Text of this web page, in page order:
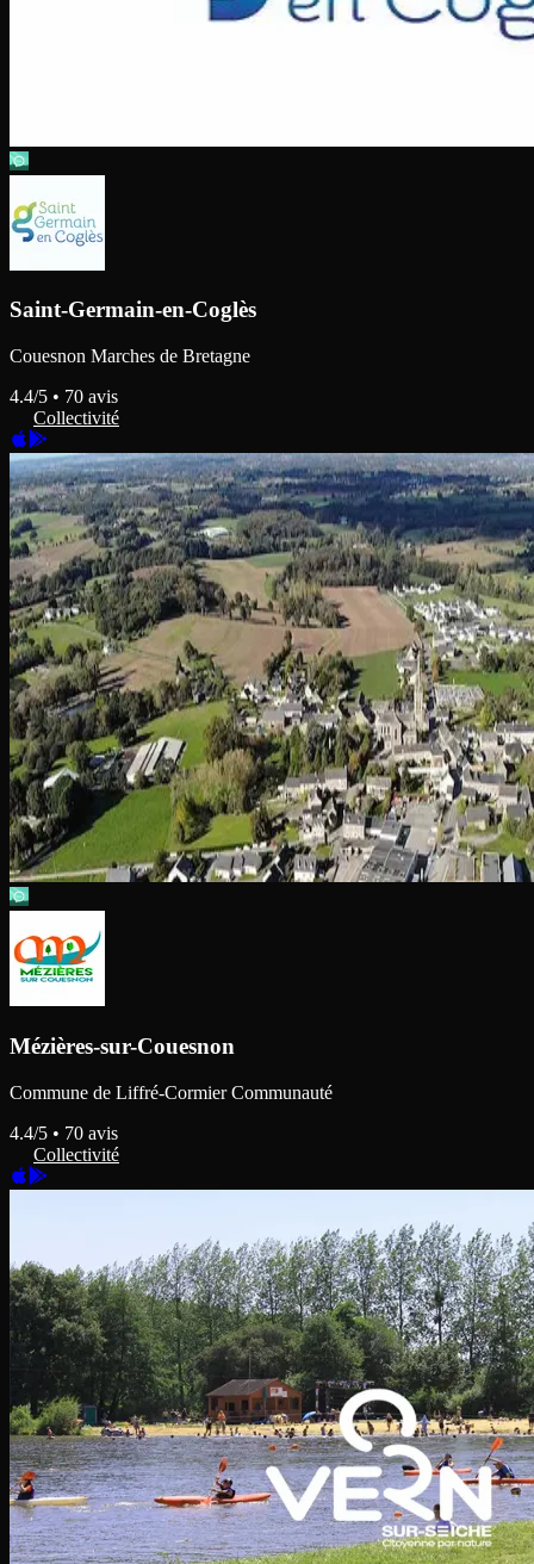
Saint-Germain-en-Coglès
Couesnon Marches de Bretagne
4.4/5 • 70 avis
Collectivité
Mézières-sur-Couesnon
Commune de Liffré-Cormier Communauté
4.4/5 • 70 avis
Collectivité